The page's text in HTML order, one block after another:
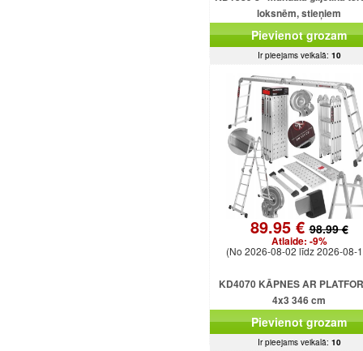
loksnēm, stieņiem
Pievienot grozam
Ir pieejams veikalā: 10
89.95 €98.99 €
Atlaide: -9%
(No 2026-08-02 līdz 2026-08-
KD4070 KĀPNES AR
4x3 346 cm
Pievienot grozam
Ir pieejams veikalā: 10